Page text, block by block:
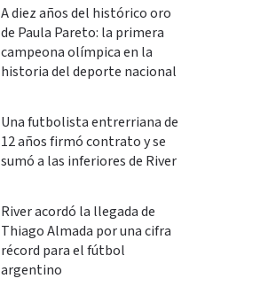
A diez años del histórico oro
de Paula Pareto: la primera
campeona olímpica en la
historia del deporte nacional
Una futbolista entrerriana de
12 años firmó contrato y se
sumó a las inferiores de River
River acordó la llegada de
Thiago Almada por una cifra
récord para el fútbol
argentino